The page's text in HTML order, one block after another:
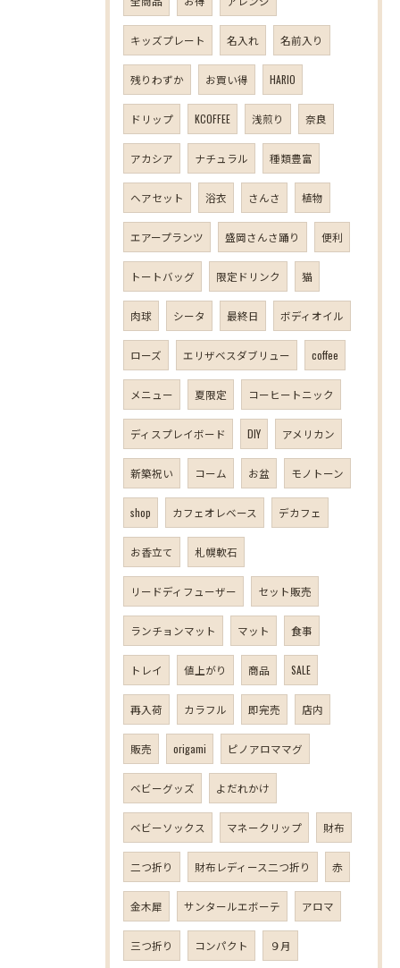
キッズプレート 名入れ 名前入り
残りわずか お買い得 HARIO
ドリップ KCOFFEE 浅煎り 奈良
アカシア ナチュラル 種類豊富
ヘアセット 浴衣 さんさ 植物
エアープランツ 盛岡さんさ踊り 便利
トートバッグ 限定ドリンク 猫
肉球 シータ 最終日 ボディオイル
ローズ エリザベスダブリュー coffee
メニュー 夏限定 コーヒートニック
ディスプレイボード DIY アメリカン
新築祝い コーム お盆 モノトーン
shop カフェオレベース デカフェ
お香立て 札幌軟石
リードディフューザー セット販売
ランチョンマット マット 食事
トレイ 値上がり 商品 SALE
再入荷 カラフル 即完売 店内
販売 origami ピノアロママグ
ベビーグッズ よだれかけ
ベビーソックス マネークリップ 財布
二つ折り 財布レディース二つ折り 赤
金木犀 サンタールエボーテ アロマ
三つ折り コンパクト ９月